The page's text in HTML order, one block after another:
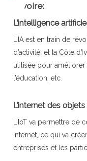
d’Ivoire:
L’intelligence
L’IA est en train de
d’activité, et la Côte
utilisée pour améliorer
l’éducation, etc.
L’internet des objets
L’IoT va permettre de
internet, ce qui va
entreprises et les